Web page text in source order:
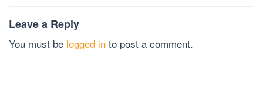
Leave a Reply
You must be logged in to post a comment.